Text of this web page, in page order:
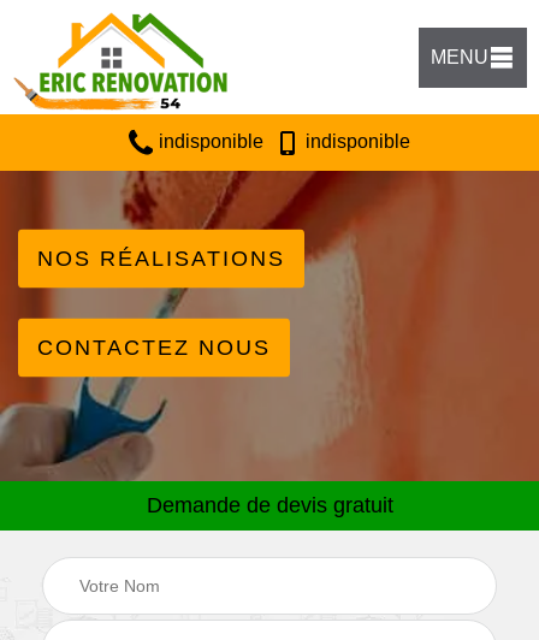
MENU
indisponible indisponible
NOS RÉALISATIONS
CONTACTEZ NOUS
Demande de devis gratuit